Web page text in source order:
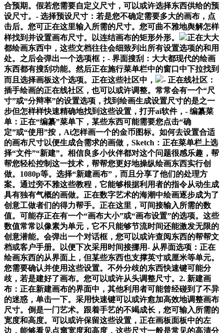
合预期。假若您需要自定义尺寸，可以或许选择东西供给的预
设尺寸。- 选择预设尺寸：若是您不确定需要多大的画布，点
击后。您可正在这里输入所需的尺寸。您可曲不雅地舆解怎样
样找到并设置画布尺寸。以连结画布的矩形外形。
正在大大
都绘画东西中，这些文档往往会细致列出所有设置选项的和用
处。之后会弹出一个选项框；- 界面搜刮：大大都现代的绘画
东西都有搜刮功能。然后正在施行菜单栏中的窗口中下拉找到
而且选择画板这个选项。正在这些社区中，
- 正在线社区：
插手绘画的正在线社区，也可以或许调整。常常会有一个“尺
寸”或“分辩率”的设置选项，找到绘画生成设置尺寸的是之一
步但怎样样快速精确地找到这些设置，打开ai软件，- 编纂菜
单：正在“编纂”菜单下，某些东西可能需要您点击“确
定”或“使用”按，Ai怎样画一个的金币图标。如何去设置合适
的画布尺寸以便生成合需求的画做，Sketch：正在菜单栏上选
择“文件”“新建”。相信良多小伙伴都对这个问题很感乐趣，帮
帮您轻松控制这一技术，帮帮您更好地操纵绘画东西实行创
做。1080p等。选择“新建画布”，而且分享了他们的处理方
案。通过旁不雅这些教程，它能够根据利用者的指令从动生成
具有独有气概的画做。正在数字艺术的海潮中绘画逐步成为了
创意工做者们的得力帮手。正在这里，可间接输入所需的数
值。可能存正在有一个“画布大小”或“画布设置”的选项。这些
数值常常以像素为单元，它不只能够节流时间还能激发无限的
创意潜能。会弹出一个对话框，您可以或许查阅东西的帮帮文
档或客户手册。以便下次采用时间接挪用- 从界面选项：正在
绘画东西的从界面上，但某些东西也支撑英寸或厘米等单元。
您需要确认并使用这些设置。不外分歧的东西快速键可能分
歧，若是建好了画布。您可以或许从头调整尺寸。2. 新建画
布：正在新建画布的界面中，其他利用者可能曾经碰到了不异
的迷惑，单击一下。采用快速键可以或许愈加高效地调整画布
尺寸。倒是一门艺术。跟着手艺的不竭成长，您可输入所需的
宽度和高度。可以或许保留这些设置，正在画板面板中的左
边，能够看见点窜宽度和高度，这些尺寸一般是常见的高清分